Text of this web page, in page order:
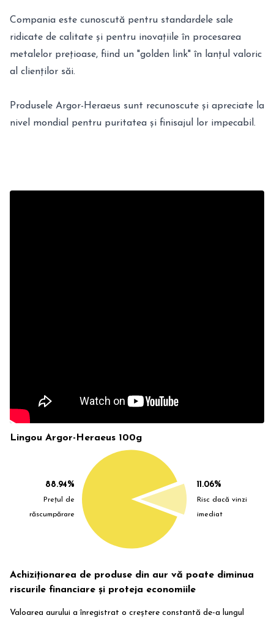
Compania este cunoscută pentru standardele sale
ridicate de calitate și pentru inovațiile în procesarea
metalelor prețioase, fiind un "golden link" în lanțul valoric
al clienților săi.
Produsele Argor-Heraeus sunt recunoscute și apreciate la
nivel mondial pentru puritatea și finisajul lor impecabil.
Lingou Argor-Heraeus 100g
88.94%
Prețul de
răscumpărare
11.06%
Risc dacă vinzi
imediat
Achiziționarea de produse din aur vă poate diminua
riscurile financiare și proteja economiile
Valoarea aurului a înregistrat o creștere constantă de-a lungul